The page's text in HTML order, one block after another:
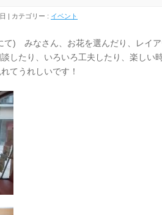
カテゴリー : イベント
て) みなさん、お花を選んだり、レイ
したり、いろいろ工夫したり、楽しい
てうれしいです！